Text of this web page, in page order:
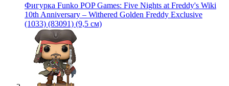
Фигурка Funko POP Games: Five Nights at Freddy's Wiki
10th Anniversary – Withered Golden Freddy Exclusive
(1033) (83091) (9,5 см)